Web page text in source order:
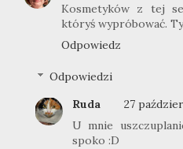
Kosmetyków z tej
któryś wypróbować.
Odpowiedz
Odpowiedzi
Ruda
27
U mnie
spoko :D